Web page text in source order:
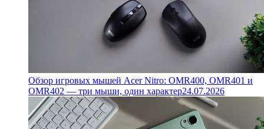
Обзор игровых мышей Acer Nitro: OMR400, OMR401 и
OMR402 — три мыши, один характер24.07.2026